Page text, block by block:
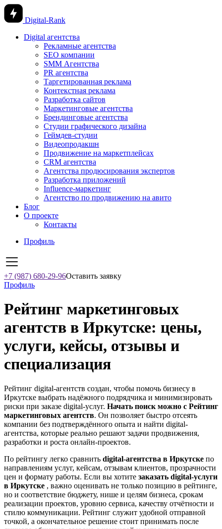
Digital-Rank
Digital агентства
Рекламные агентства
SEO компании
SMM Агентства
PR агентства
Таргетированная реклама
Контекстная реклама
Разработка сайтов
Маркетинговые агентства
Брендинговые агентства
Студии графического дизайна
Геймдев-студии
Видеопродакшн
Продвижение на маркетплейсах
CRM агентства
Агентства продюсирования экспертов
Разработка приложений
Influence-маркетинг
Агентство по продвижению на авито
Блог
О проекте
Контакты
Профиль
+7 (987) 680-29-96Оставить заявку
Профиль
Рейтинг маркетинговых
агентств в Иркутске: цены,
услуги, кейсы, отзывы и
специализация
Рейтинг digital-агентств создан, чтобы помочь бизнесу в
Иркутске выбрать надёжного подрядчика и минимизировать
риски при заказе digital-услуг. Начать поиск можно с Рейтинг
маркетинговых агентств. Он позволяет быстро отсеять
компании без подтверждённого опыта и найти digital-
агентства, которые реально решают задачи продвижения,
разработки и роста онлайн-проектов.
По рейтингу легко сравнить digital-агентства в Иркутске по
направлениям услуг, кейсам, отзывам клиентов, прозрачности
цен и формату работы. Если вы хотите заказать digital-услуги
в Иркутске , важно оценивать не только позицию в рейтинге,
но и соответствие бюджету, нише и целям бизнеса, срокам
реализации проектов, уровню сервиса, качеству отчётности и
стилю коммуникации. Рейтинг служит удобной отправной
точкой, а окончательное решение стоит принимать после